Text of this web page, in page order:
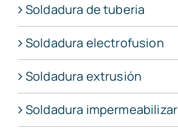
Soldadura de tuberia
Soldadura electrofusion
Soldadura extrusión
Soldadura impermeabilizar